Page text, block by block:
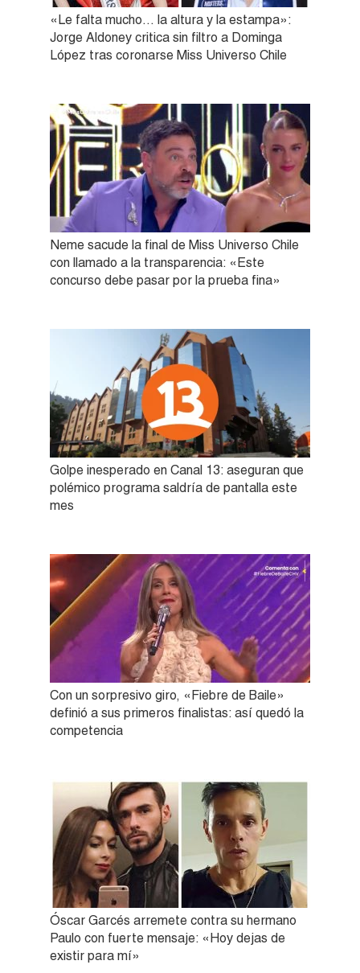
«Le falta mucho… la altura y la estampa»:
Jorge Aldoney critica sin filtro a Dominga
López tras coronarse Miss Universo Chile
Neme sacude la final de Miss Universo Chile
con llamado a la transparencia: «Este
concurso debe pasar por la prueba fina»
Golpe inesperado en Canal 13: aseguran que
polémico programa saldría de pantalla este
mes
Con un sorpresivo giro, «Fiebre de Baile»
definió a sus primeros finalistas: así quedó la
competencia
Óscar Garcés arremete contra su hermano
Paulo con fuerte mensaje: «Hoy dejas de
existir para mí»